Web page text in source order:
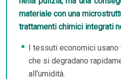
materiale con una
trattamenti chimici integrati
I tessuti economici
che si degradano
all’umidità.